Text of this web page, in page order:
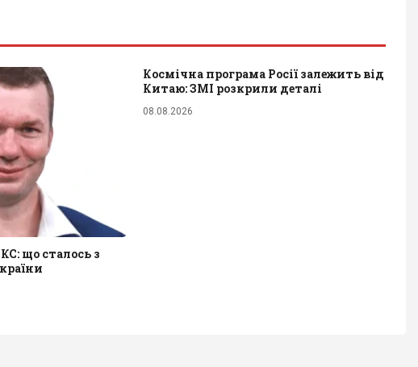
що сталось з
Космічна програма Росії залежить від
Китаю: ЗМІ розкрили деталі
08.08.2026